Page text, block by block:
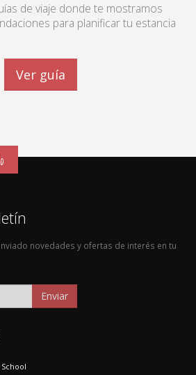
de viaje donde te mostramos
para planificar tu estancia
Ver guía
novedades y ofertas de interés en tu
Enviar
School